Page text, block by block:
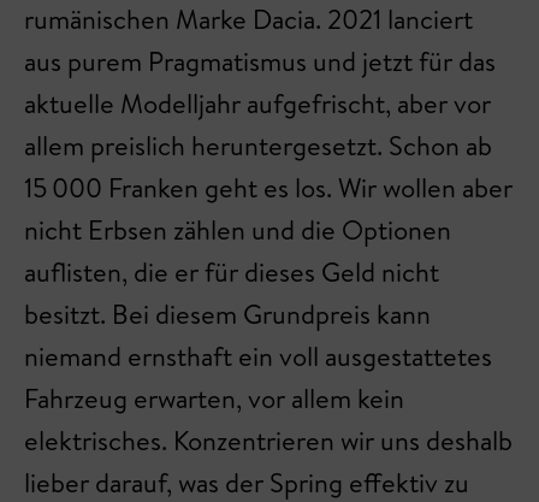
rumänischen Marke Dacia. 2021 lanciert
aus purem Pragmatismus und jetzt für das
aktuelle Modelljahr aufgefrischt, aber vor
allem preislich heruntergesetzt. Schon ab
15 000 Franken geht es los. Wir wollen aber
nicht Erbsen zählen und die Optionen
auflisten, die er für dieses Geld nicht
besitzt. Bei diesem Grundpreis kann
niemand ernsthaft ein voll ausgestattetes
Fahrzeug erwarten, vor allem kein
elektrisches. Konzentrieren wir uns deshalb
lieber darauf, was der Spring effektiv zu